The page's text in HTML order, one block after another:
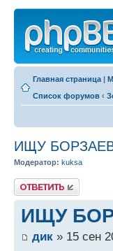
Главная страница |
Список форумов ‹
ИЩУ
Модератор: kuksa
Ответить
ИЩУ
дик » 15 сен